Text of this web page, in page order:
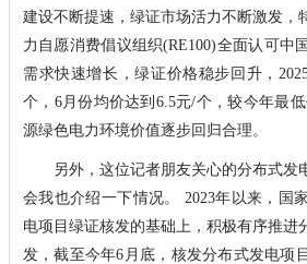
建设不断提速，绿证市场活力不断激发，
力自愿消费倡议组织(RE100)全面认可中
需求快速增长，绿证价格稳步回升，
个，6月份均价达到6.5元/个，较今年最
源绿色电力环境价值逐步回归合理。
另外，这位记者朋友关心的分布式发
会我也介绍一下情况。 2023年以来，国
电项目绿证核发的基础上，积极有序推进
发，截至今年6月底，核发分布式发电项